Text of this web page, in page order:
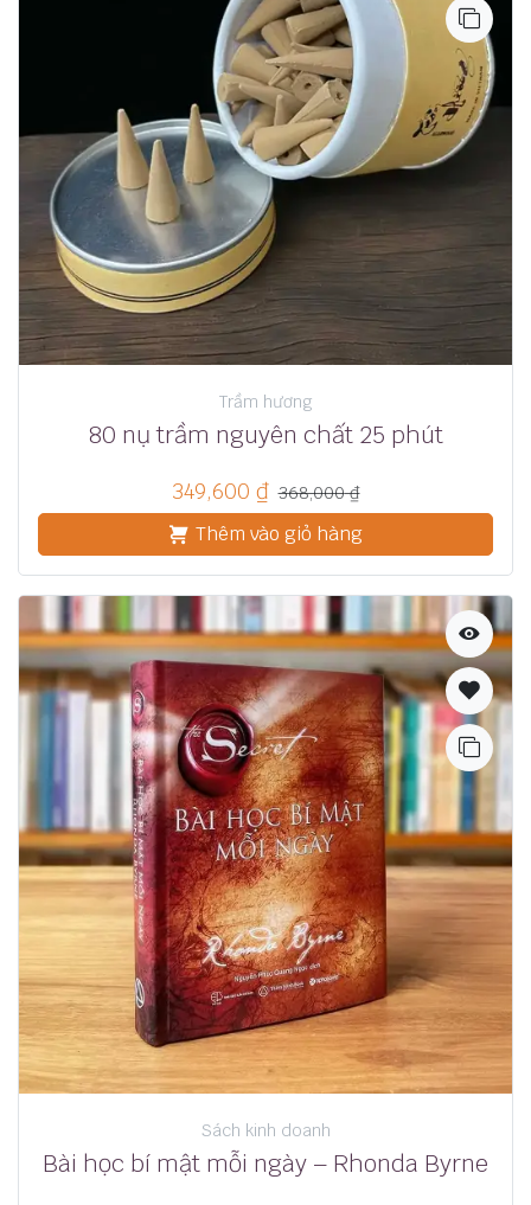
Trầm hương
80 nụ trầm nguyên chất 25 phút
349,600 ₫ 368,000₫
Thêm vào giỏ hàng
Sách kinh doanh
Bài học bí mật mỗi ngày – Rhonda Byrne